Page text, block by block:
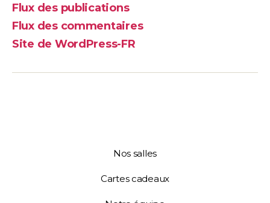
Flux des publications
Flux des commentaires
Site de WordPress-FR
Nos salles
Cartes cadeaux